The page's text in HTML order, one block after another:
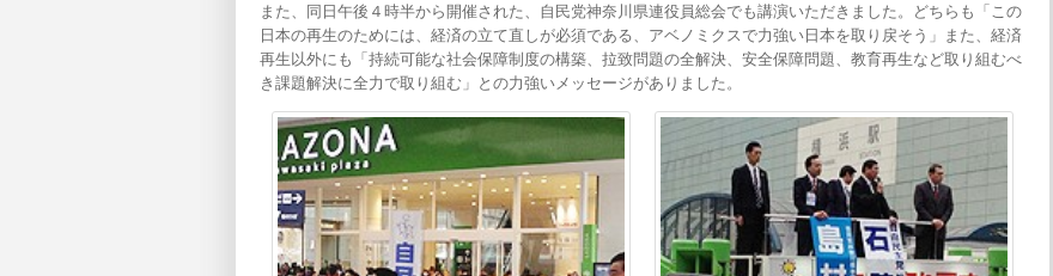
また、同日午後４時半から開催された、自民党神奈川県連役員総会でも講演いただきました。どちらも「この
日本の再生のためには、経済の立て直しが必須である、アベノミクスで力強い日本を取り戻そう」また、経済
再生以外にも「持続可能な社会保障制度の構築、拉致問題の全解決、安全保障問題、教育再生など取り組むべ
き課題解決に全力で取り組む」との力強いメッセージがありました。